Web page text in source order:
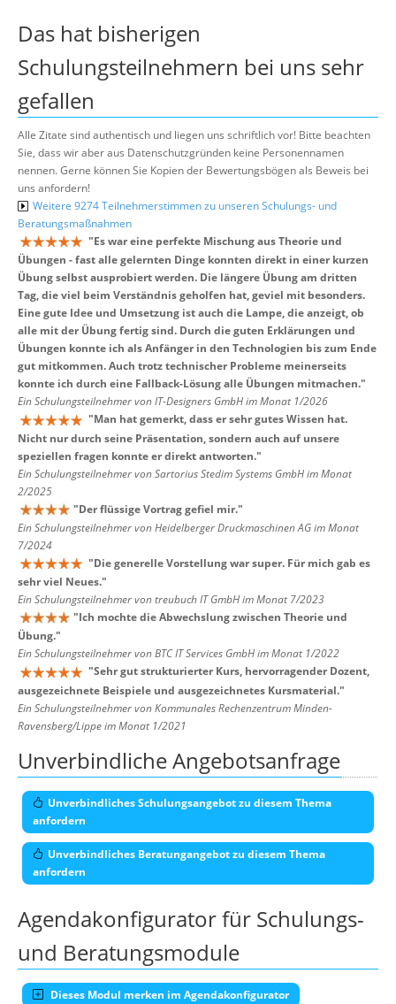
Das hat bisherigen
Schulungsteilnehmern bei uns sehr
gefallen
Alle Zitate sind authentisch und liegen uns schriftlich vor! Bitte beachten
Sie, dass wir aber aus Datenschutzgründen keine Personennamen
nennen. Gerne können Sie Kopien der Bewertungsbögen als Beweis bei
uns anfordern!
Weitere 9274 Teilnehmerstimmen zu unseren Schulungs- und
Beratungsmaßnahmen
"Es war eine perfekte Mischung aus Theorie und
Übungen - fast alle gelernten Dinge konnten direkt in einer kurzen
Übung selbst ausprobiert werden. Die längere Übung am dritten
Tag, die viel beim Verständnis geholfen hat, geviel mit besonders.
Eine gute Idee und Umsetzung ist auch die Lampe, die anzeigt, ob
alle mit der Übung fertig sind. Durch die guten Erklärungen und
Übungen konnte ich als Anfänger in den Technologien bis zum Ende
gut mitkommen. Auch trotz technischer Probleme meinerseits
konnte ich durch eine Fallback-Lösung alle Übungen mitmachen."
Ein Schulungsteilnehmer von IT-Designers GmbH im Monat 1/2026
"Man hat gemerkt, dass er sehr gutes Wissen hat.
Nicht nur durch seine Präsentation, sondern auch auf unsere
speziellen fragen konnte er direkt antworten."
Ein Schulungsteilnehmer von Sartorius Stedim Systems GmbH im Monat
2/2025
"Der flüssige Vortrag gefiel mir."
Ein Schulungsteilnehmer von Heidelberger Druckmaschinen AG im Monat
7/2024
"Die generelle Vorstellung war super. Für mich gab es
sehr viel Neues."
Ein Schulungsteilnehmer von treubuch IT GmbH im Monat 7/2023
"Ich mochte die Abwechslung zwischen Theorie und
Übung."
Ein Schulungsteilnehmer von BTC IT Services GmbH im Monat 1/2022
"Sehr gut strukturierter Kurs, hervorragender Dozent,
ausgezeichnete Beispiele und ausgezeichnetes Kursmaterial."
Ein Schulungsteilnehmer von Kommunales Rechenzentrum Minden-
Ravensberg/Lippe im Monat 1/2021
Unverbindliche Angebotsanfrage
Unverbindliches Schulungsangebot zu diesem Thema
anfordern
Unverbindliches Beratungangebot zu diesem Thema
anfordern
Agendakonfigurator für Schulungs-
und Beratungsmodule
Dieses Modul merken im Agendakonfigurator